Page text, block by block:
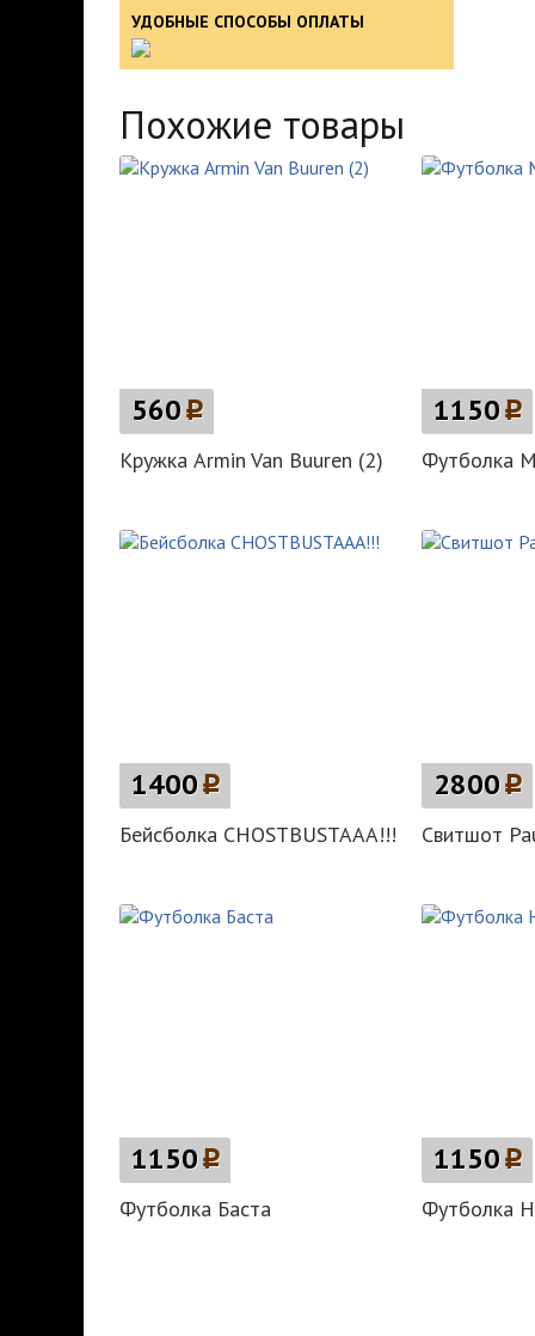
УДОБНЫЕ СПОСОБЫ ОПЛАТЫ
Похожие товары
560p
Кружка Armin Van Buuren (2)
1150p
Футболка
1400p
Бейсболка CHOSTBUSTAAA!!!
2800p
Свитшот
1150p
Футболка Баста
1150p
Футболка